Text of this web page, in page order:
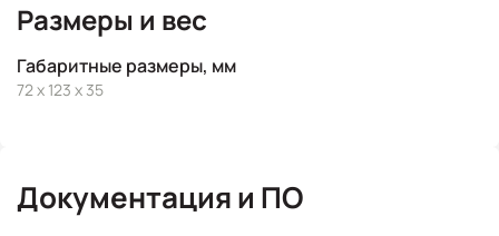
Размеры и вес
Габаритные размеры, мм
72 x 123 x 35
Документация и ПО